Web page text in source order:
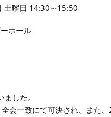
土曜日 14:30～15:50
ホール
した。
会一致にて可決され、また